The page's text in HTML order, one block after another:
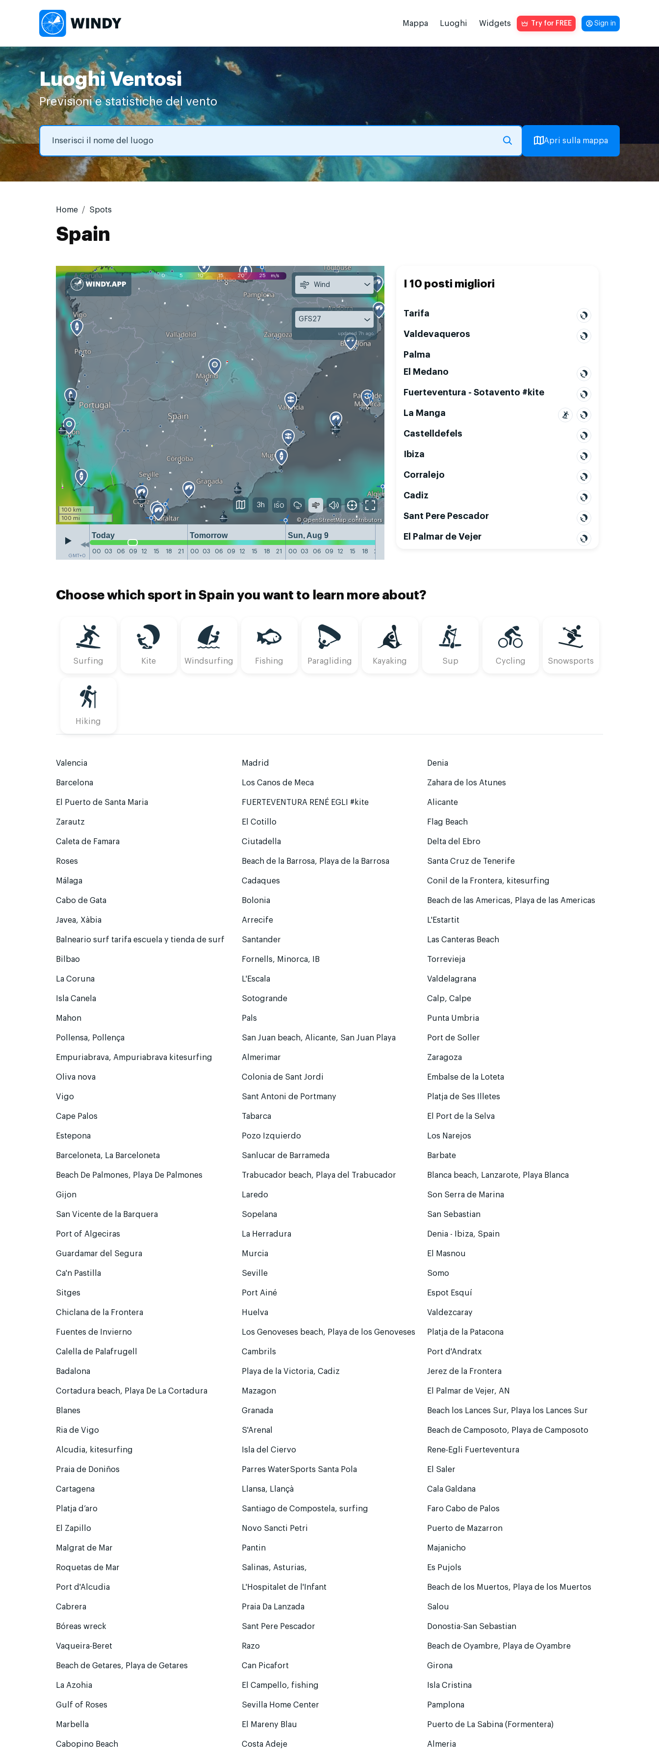
Mappa Luoghi Widgets Try for FREE Sign in
Luoghi Ventosi
Previsioni e statistiche del vento
Apri sulla mappa
Home Spots
Spain
0 5 10 15 20 25 m/s
100 km
100 mi
© OpenStreetMapcontributors
GMT+0
Today Tomorrow Sun, Aug 9 Mon, Aug 10 Wed, Aug 12
00 03 06 09 12 15 18 21 00 03 06 09 12 15 18 21 00 03 06 09 12 15 18 21
Wind
GFS27
updated 7h ago
3h
I 10 posti migliori
Tarifa
Valdevaqueros
Palma
El Medano
Fuerteventura - Sotavento #kite
La Manga
Castelldefels
Ibiza
Corralejo
Cadiz
Sant Pere Pescador
El Palmar de Vejer
Choose which sport in Spain you want to learn more about?
Surfing Kite Windsurfing Fishing Paragliding Kayaking Sup Cycling Snowsports
Hiking
Valencia Madrid Denia
Barcelona Los Canos de Meca Zahara de los Atunes
El Puerto de Santa Maria FUERTEVENTURA RENÉ EGLI #kite Alicante
Zarautz El Cotillo Flag Beach
Caleta de Famara Ciutadella Delta del Ebro
Roses Beach de la Barrosa, Playa de la Barrosa Santa Cruz de Tenerife
Málaga Cadaques Conil de la Frontera, kitesurfing
Cabo de Gata Bolonia Beach de las Americas, Playa de las Americas
Javea, Xàbia Arrecife L'Estartit
Balneario surf tarifa escuela y tienda de surf Santander Las Canteras Beach
Bilbao Fornells, Minorca, IB Torrevieja
La Coruna L'Escala Valdelagrana
Isla Canela Sotogrande Calp, Calpe
Mahon Pals Punta Umbria
Pollensa, Pollença San Juan beach, Alicante, San Juan Playa Port de Soller
Empuriabrava, Ampuriabrava kitesurfing Almerimar Zaragoza
Oliva nova Colonia de Sant Jordi Embalse de la Loteta
Vigo Sant Antoni de Portmany Platja de Ses Illetes
Cape Palos Tabarca El Port de la Selva
Estepona Pozo Izquierdo Los Narejos
Barceloneta, La Barceloneta Sanlucar de Barrameda Barbate
Beach De Palmones, Playa De Palmones Trabucador beach, Playa del Trabucador Blanca beach, Lanzarote, Playa Blanca
Gijon Laredo Son Serra de Marina
San Vicente de la Barquera Sopelana San Sebastian
Port of Algeciras La Herradura Denia - Ibiza, Spain
Guardamar del Segura Murcia El Masnou
Ca'n Pastilla Seville Somo
Sitges Port Ainé Espot Esquí
Chiclana de la Frontera Huelva Valdezcaray
Fuentes de Invierno Los Genoveses beach, Playa de los Genoveses Platja de la Patacona
Calella de Palafrugell Cambrils Port d'Andratx
Badalona Playa de la Victoria, Cadiz Jerez de la Frontera
Cortadura beach, Playa De La Cortadura Mazagon El Palmar de Vejer, AN
Blanes Granada Beach los Lances Sur, Playa los Lances Sur
Ria de Vigo S'Arenal Beach de Camposoto, Playa de Camposoto
Alcudia, kitesurfing Isla del Ciervo Rene-Egli Fuerteventura
Praia de Doniños Parres WaterSports Santa Pola El Saler
Cartagena Llansa, Llançà Cala Galdana
Platja d’aro Santiago de Compostela, surfing Faro Cabo de Palos
El Zapillo Novo Sancti Petri Puerto de Mazarron
Malgrat de Mar Pantin Majanicho
Roquetas de Mar Salinas, Asturias, Es Pujols
Port d'Alcudia L'Hospitalet de l'Infant Beach de los Muertos, Playa de los Muertos
Cabrera Praia Da Lanzada Salou
Bóreas wreck Sant Pere Pescador Donostia-San Sebastian
Vaqueira-Beret Razo Beach de Oyambre, Playa de Oyambre
Beach de Getares, Playa de Getares Can Picafort Girona
La Azohia El Campello, fishing Isla Cristina
Gulf of Roses Sevilla Home Center Pamplona
Marbella El Mareny Blau Puerto de La Sabina (Formentera)
Cabopino Beach Costa Adeje Almeria